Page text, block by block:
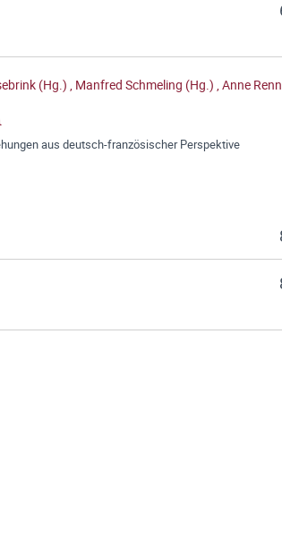
(Hg.) , Manfred Schmeling (Hg.) ,Anne
aus deutsch-französischer Perspektive